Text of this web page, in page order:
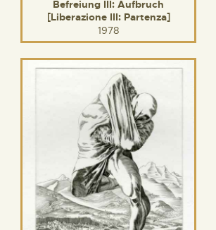
Befreiung III: Aufbruch
[Liberazione III: Partenza]
1978